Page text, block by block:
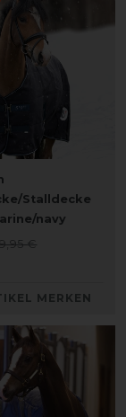
Stalldecke
navy
€
MERKEN